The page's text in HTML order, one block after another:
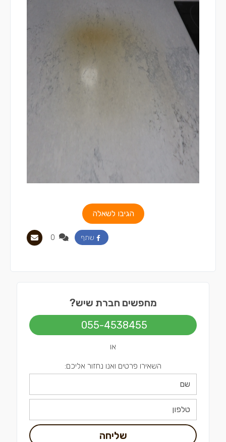
הגיבו לשאלה
שתף
מחפשים חברת שיש?
055-4538455
או
השאירו פרטים ואנו נחזור אליכם:
שליחה